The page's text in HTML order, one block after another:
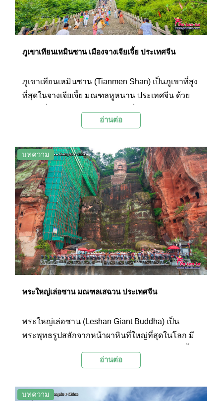
ภูเขาเทียนเหมินซาน เมืองจางเจียเจี้ย ประเทศจีน
ภูเขาเทียนเหมินซาน (Tianmen Shan) เป็นภูเขาที่สูง
ที่สุดในจางเจียเจี้ย มณฑลหูหนาน ประเทศจีน ด้วย
"ประตูสวรรค์" บวกกับความสวยงามของธรรมชาติที่
ภูเขาที่สวยที่สุด 1 ใน 4 ของจีน และยังได้รับการขึ้น
ทะเบียนจากองค์การยูเนสโก (UNESCO) ให้เป็น
มรดกโลกในปีค.ศ. 1992 อีกด้วย
อ่านต่อ
บทความ
พระใหญ่เล่อซาน มณฑลเสฉวน ประเทศจีน
พระใหญ่เล่อซาน (Leshan Giant Buddha) เป็น
พระพุทธรูปสลักจากหน้าผาหินที่ใหญ่ที่สุดในโลก มี
ถือเป็นผลงานการแกะหน้าผาที่ยิ่งใหญ่ที่สุดของ
ทะเบียนให้พระพุทธรูปเป็นมรดกโลกร่วมกับภูเขาเอ๋
อ่านต่อ
บทความ